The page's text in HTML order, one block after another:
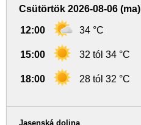
Csütörtök 2026-08-06 (ma)
12:00 34 °C
15:00 32 tól 34 °C
18:00 28 tól 32 °C
Jasenská dolina